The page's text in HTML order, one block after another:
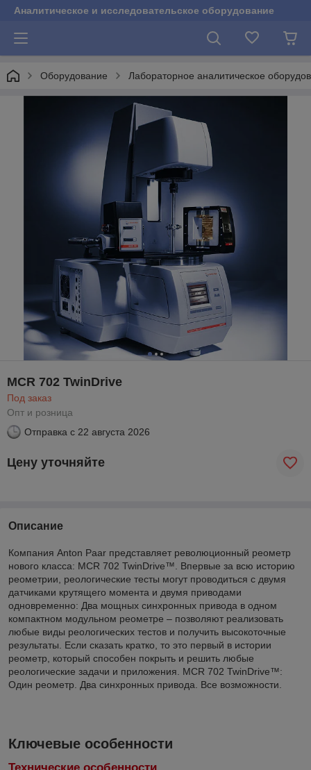
Аналитическое и исследовательское оборудование
Оборудование Лабораторное аналитическое
MCR 702 TwinDrive
Под заказ
Опт и розница
Отправка с 22 августа 2026
Цену уточняйте
Описание
Компания Anton Paar представляет революционный реометр
нового класса: MCR 702 TwinDrive™. Впервые за всю историю
реометрии, реологические тесты могут проводиться с двумя
датчиками крутящего момента и двумя приводами
одновременно: Два мощных синхронных привода в одном
компактном модульном реометре – позволяют реализовать
любые виды реологических тестов и получить высокоточные
результаты. Если сказать кратко, то это первый в истории
реометр, который способен покрыть и решить любые
реологические задачи и приложения. MCR 702 TwinDrive™:
Один реометр. Два синхронных привода. Все возможности.
Ключевые особенности